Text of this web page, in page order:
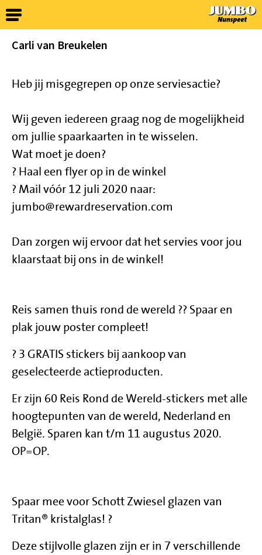
Carli van Breukelen
Heb jij misgegrepen op onze serviesactie?
Wij geven iedereen graag nog de mogelijkheid
om jullie spaarkaarten in te wisselen.
Wat moet je doen?
? Haal een flyer op in de winkel
? Mail vóór 12 juli 2020 naar:
jumbo@rewardreservation.com
Dan zorgen wij ervoor dat het servies voor jou
klaarstaat bij ons in de winkel!
Reis samen thuis rond de wereld ?? Spaar en
plak jouw poster compleet!
? 3 GRATIS stickers bij aankoop van
geselecteerde actieproducten.
Er zijn 60 Reis Rond de Wereld-stickers met alle
hoogtepunten van de wereld, Nederland en
België. Sparen kan t/m 11 augustus 2020.
OP=OP.
Spaar mee voor Schott Zwiesel glazen van
Tritan® kristalglas! ?
Deze stijlvolle glazen zijn er in 7 verschillende